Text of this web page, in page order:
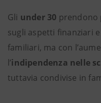
Gli under 30 prendono
sugli aspetti finanziari
familiari, ma con
l’indipendenza nelle
tuttavia condivise in